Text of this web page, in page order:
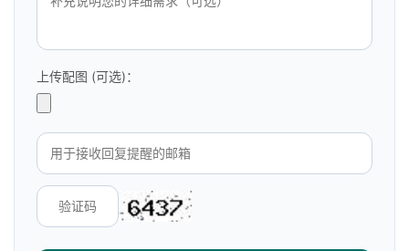
上传配图 (可选)：